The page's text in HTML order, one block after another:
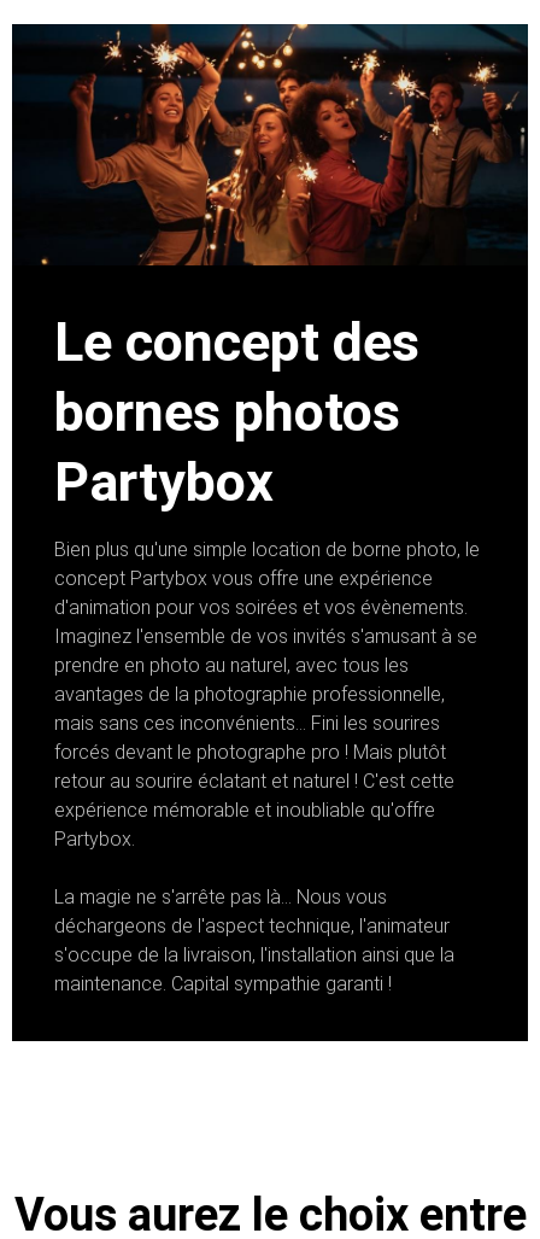
Le concept des
bornes photos
Partybox
Bien plus qu'une simple location de borne photo, le
concept Partybox vous offre une expérience
d'animation pour vos soirées et vos évènements.
Imaginez l'ensemble de vos invités s'amusant à se
prendre en photo au naturel, avec tous les
avantages de la photographie professionnelle,
mais sans ces inconvénients... Fini les sourires
forcés devant le photographe pro ! Mais plutôt
retour au sourire éclatant et naturel ! C'est cette
expérience mémorable et inoubliable qu'offre
Partybox.
La magie ne s'arrête pas là... Nous vous
déchargeons de l'aspect technique, l'animateur
s'occupe de la livraison, l'installation ainsi que la
maintenance. Capital sympathie garanti !
Vous aurez le choix entre